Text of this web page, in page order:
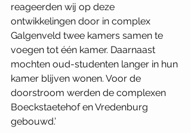
reageerden wij op deze
ontwikkelingen door in complex
Galgenveld twee kamers samen te
voegen tot één kamer. Daarnaast
mochten oud-studenten langer in hun
kamer blijven wonen. Voor de
doorstroom werden de complexen
Boeckstaetehof en Vredenburg
gebouwd.’